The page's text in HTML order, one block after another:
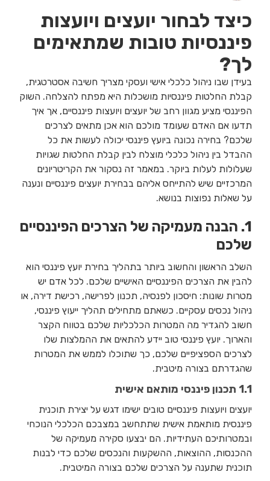
כיצד לבחור יועצים ויועצות
פיננסיות טובות שמתאימים
לך?
בעידן שבו ניהול כלכלי אישי ועסקי מצריך חשיבה אסטרטגית,
קבלת החלטות פיננסיות מושכלות היא מפתח להצלחה. השוק
הפיננסי מציע מגוון רחב של יועצים ויועצות פיננסיים, אך איך
תדעו אם האדם שעומד מולכם הוא אכן מתאים לצרכים
שלכם? בחירה נכונה ביועץ פיננסי יכולה לעשות את כל
ההבדל בין ניהול כלכלי מוצלח לבין קבלת החלטות שגויות
שעלולות לעלות ביוקר. במאמר זה נסקור את הקריטריונים
המרכזיים שיש להתייחס אליהם בבחירת יועצים פיננסיים ונענה
על שאלות נפוצות בנושא.
1. הבנה מעמיקה של הצרכים הפיננסיים
שלכם
השלב הראשון והחשוב ביותר בתהליך בחירת יועץ פיננסי הוא
להבין את הצרכים הפיננסיים האישיים שלכם. לכל אדם יש
מטרות שונות: חיסכון לפנסיה, תכנון לפרישה, רכישת דירה, או
ניהול נכסים עסקיים. כשאתם מתחילים תהליך ייעוץ פיננסי,
חשוב להגדיר מה המטרות הכלכליות שלכם בטווח הקצר
והארוך. יועץ פיננסי טוב יידע להתאים את ההמלצות שלו
לצרכים הספציפיים שלכם, כך שתוכלו לממש את המטרות
שהגדרתם בצורה מיטבית.
1.1 תכנון פיננסי מותאם אישית
יועצים ויועצות פיננסיים טובים ישימו דגש על יצירת תוכנית
פיננסית מותאמת אישית שתתחשב במצבכם הכלכלי הנוכחי
ובמטרותיכם העתידיות. הם יבצעו סקירה מעמיקה של
ההכנסות, ההוצאות, ההשקעות והנכסים שלכם כדי לבנות
תוכנית שתענה על הצרכים שלכם בצורה המיטבית.